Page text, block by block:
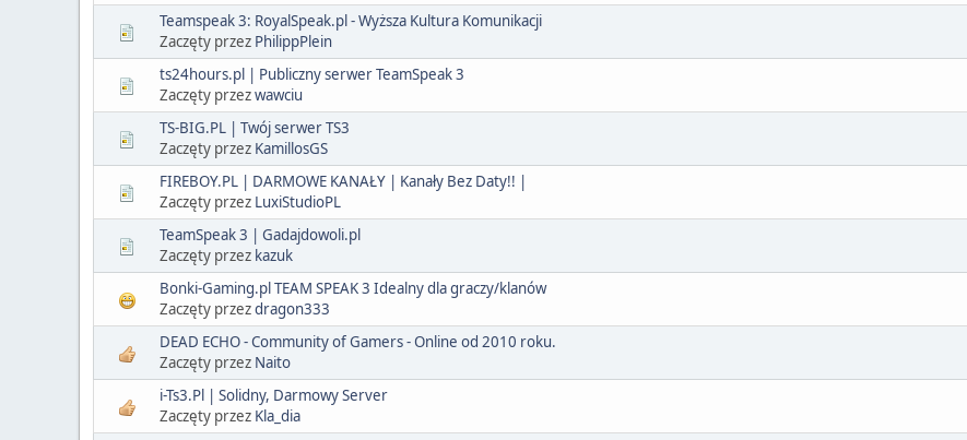
Teamspeak 3: RoyalSpeak.pl - Wyższa Kultura Komunikacji
Zaczęty przez PhilippPlein
ts24hours.pl | Publiczny serwer TeamSpeak 3
Zaczęty przezwawciu
TS-BIG.PL | Twój serwer TS3
Zaczęty przez KamillosGS
FIREBOY.PL | DARMOWE KANAŁY | Kanały Bez Daty!! |
Zaczęty przez LuxiStudioPL
TeamSpeak 3 | Gadajdowoli.pl
Zaczęty przez kazuk
Bonki-Gaming.pl TEAM SPEAK 3 Idealny dla graczy/klanów
Zaczęty przezdragon333
DEAD ECHO - Community of Gamers - Online od 2010 roku.
Zaczęty przez Naito
i-Ts3.Pl | Solidny, Darmowy Server
Zaczęty przez Kla_dia